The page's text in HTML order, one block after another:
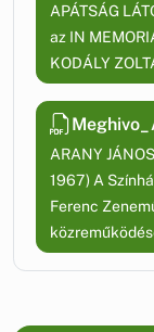
APÁTSÁG
az IN
KODÁLY
ARANY
1967) A
Ferenc